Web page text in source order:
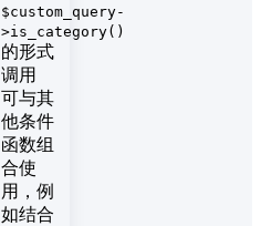
$custom_query-
>is_category()
的形式
调用
可与其
他条件
函数组
合使
用，例
如结合